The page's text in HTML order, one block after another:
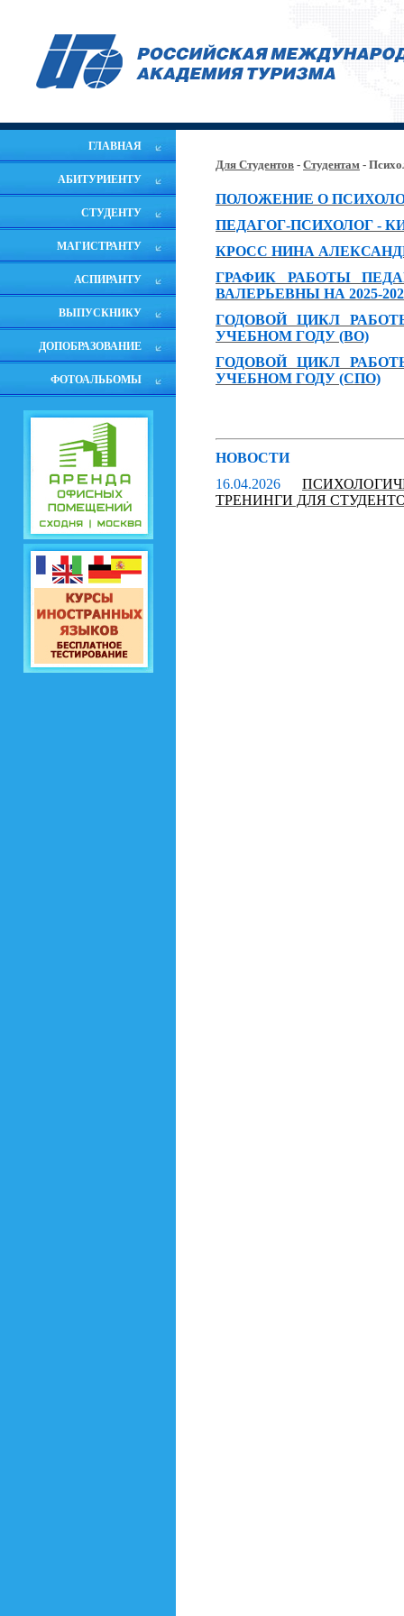
ГЛАВНАЯ
АБИТУРИЕНТУ
СТУДЕНТУ
МАГИСТРАНТУ
АСПИРАНТУ
ВЫПУСКНИКУ
ДОПОБРАЗОВАНИЕ
ФОТОАЛЬБОМЫ
Для Студентов - Студентам -
ПОЛОЖЕНИЕ О
ПЕДАГОГ-ПСИХОЛОГ -
КРОСС НИНА
ГРАФИК РАБОТЫ
ВАЛЕРЬЕВНЫ НА 2025-
ГОДОВОЙ ЦИКЛ
УЧЕБНОМ ГОДУ (ВО)
ГОДОВОЙ ЦИКЛ
УЧЕБНОМ ГОДУ (СПО)
НОВОСТИ
16.04.2026
ТРЕНИНГИ ДЛЯ